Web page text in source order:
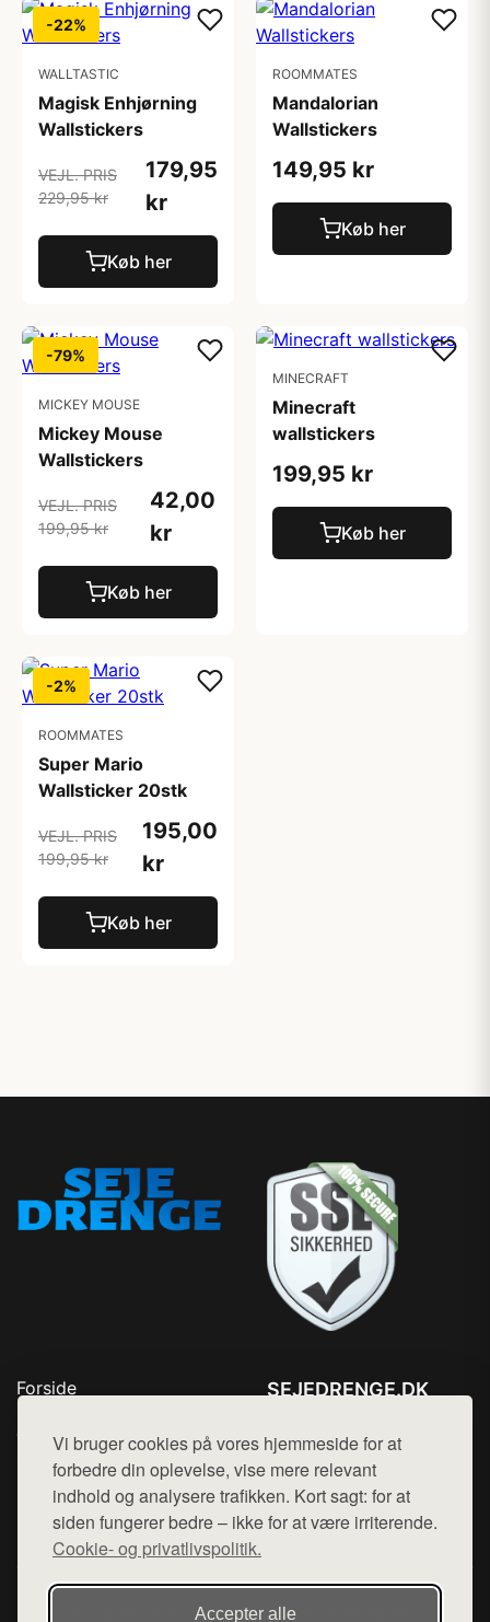
Vi bruger cookies på vores hjemmeside for at
forbedre din oplevelse, vise mere relevant
indhold og analysere trafikken. Kort sagt: for at
siden fungerer bedre – ikke for at være irriterende.
Cookie- og privatlivspolitik.
Accepter alle
-22%
WALLTASTIC
Magisk Enhjørning
Wallstickers
VEJL. PRIS
229,95 kr
179,95
kr
Køb her
ROOMMATES
Mandalorian
Wallstickers
149,95 kr
Køb her
-79%
MICKEY MOUSE
Mickey Mouse
Wallstickers
VEJL. PRIS
199,95 kr
42,00
kr
Køb her
MINECRAFT
Minecraft
wallstickers
199,95 kr
Køb her
-2%
ROOMMATES
Super Mario
Wallsticker 20stk
VEJL. PRIS
199,95 kr
195,00
kr
Køb her
Forside
Top Rabatter
Kontakt
SEJEDRENGE.DK
Mail: hej@want.dk
Cookie- og privatlivspolitik
Denne side er en del af want.dk, der udgiver en række